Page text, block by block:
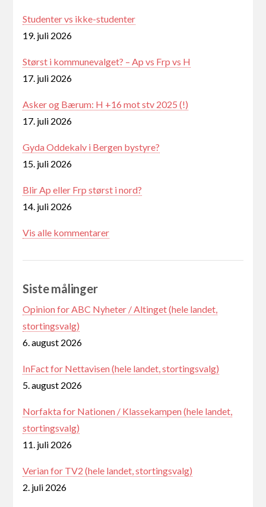
Studenter vs ikke-studenter
19. juli 2026
Størst i kommunevalget? – Ap vs Frp vs H
17. juli 2026
Asker og Bærum: H +16 mot stv 2025 (!)
17. juli 2026
Gyda Oddekalv i Bergen bystyre?
15. juli 2026
Blir Ap eller Frp størst i nord?
14. juli 2026
Vis alle kommentarer
Siste målinger
Opinion for ABC Nyheter / Altinget (hele landet,
stortingsvalg)
6. august 2026
InFact for Nettavisen (hele landet, stortingsvalg)
5. august 2026
Norfakta for Nationen / Klassekampen (hele landet,
stortingsvalg)
11. juli 2026
Verian for TV2 (hele landet, stortingsvalg)
2. juli 2026